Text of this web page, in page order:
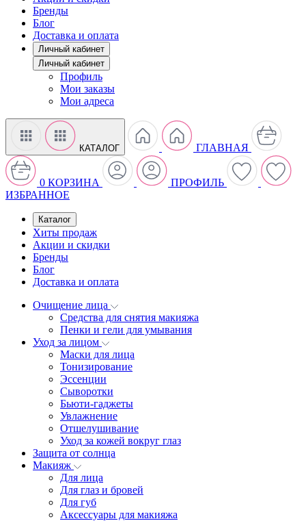
Бренды
Блог
Доставка и оплата
Личный кабинет
Личный кабинет
Профиль
Мои заказы
Мои адреса
КАТАЛОГ ГЛАВНАЯ
0 КОРЗИНА
ПРОФИЛЬ
ИЗБРАННОЕ
Каталог
Хиты продаж
Акции и скидки
Бренды
Блог
Доставка и оплата
Очищение лица
Средства для снятия макияжа
Пенки и гели для умывания
Уход за лицом
Маски для лица
Тонизирование
Эссенции
Сыворотки
Бьюти-гаджеты
Увлажнение
Отшелушивание
Уход за кожей вокруг глаз
Защита от солнца
Макияж
Для лица
Для глаз и бровей
Для губ
Аксессуары для макияжа